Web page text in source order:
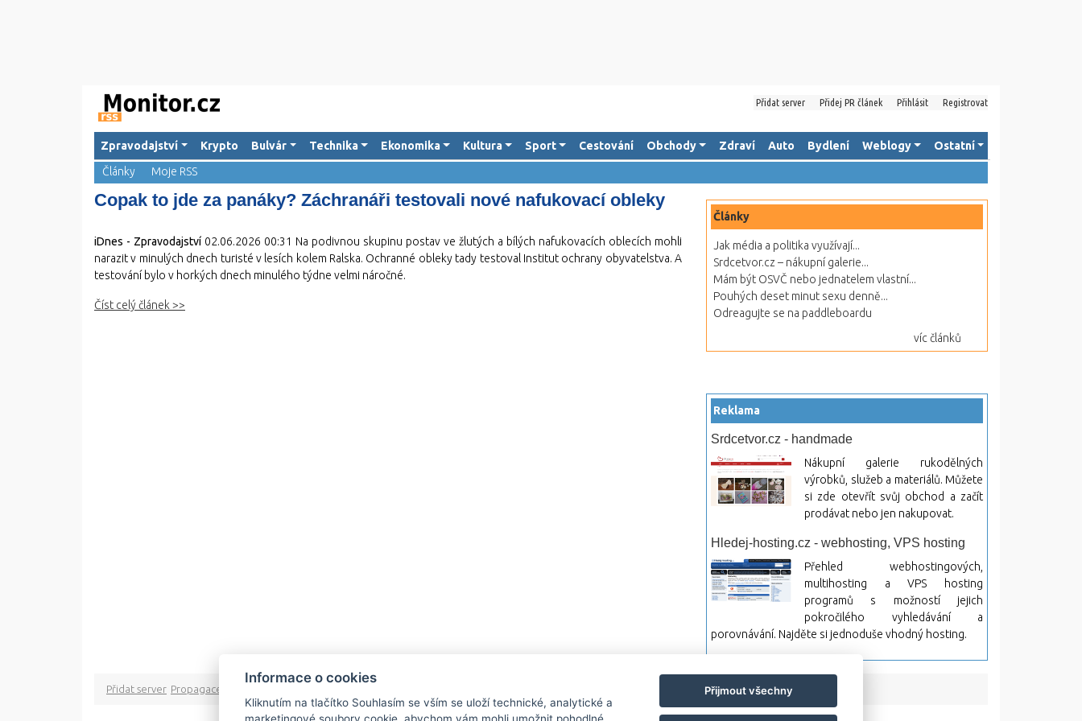
Přidat server Přidej PR článek Přihlásit Registrovat
Zpravodajství Krypto Bulvár Technika Ekonomika Kultura Sport Cestování Obchody Zdraví Auto Bydlení Weblogy
Ostatní
Články
Moje RSS
Copak to jde za panáky? Záchranáři testovali nové nafukovací obleky
iDnes - Zpravodajství 02.06.2026 00:31 Na podivnou skupinu postav ve žlutých a bílých nafukovacích oblecích mohli
narazit v minulých dnech turisté v lesích kolem Ralska. Ochranné obleky tady testoval Institut ochrany obyvatelstva. A
testování bylo v horkých dnech minulého týdne velmi náročné.
Číst celý článek >>
Články
Jak média a politika využívají...
Srdcetvor.cz – nákupní galerie...
Mám být OSVČ nebo jednatelem vlastní...
Pouhých deset minut sexu denně...
Odreagujte se na paddleboardu
víc článků
Reklama
Srdcetvor.cz - handmade
Nákupní galerie rukodělných
výrobků, služeb a materiálů. Můžete
si zde otevřít svůj obchod a začít
prodávat nebo jen nakupovat.
Hledej-hosting.cz - webhosting, VPS hosting
Přehled webhostingových,
multihosting a VPS hosting
programů s možností jejich
pokročilého vyhledávání a
porovnávání. Najděte si jednoduše vhodný hosting.
Přidat server Propagace
Informace o cookies
Kliknutím na tlačítko Souhlasím se vším se uloží technické, analytické a
Přijmout všechny